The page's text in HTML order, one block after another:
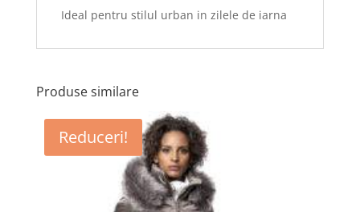
Ideal pentru stilul urban in zilele de iarna
Produse similare
Reduceri!